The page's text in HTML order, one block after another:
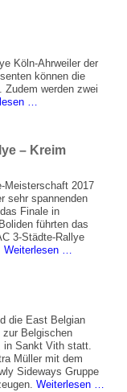
MSC
Daun
am
Start
Köln-Ahrweiler der
können die
Zudem werden zwei
…
– Kreim
Meisterschaft 2017
sehr spannenden
Finale in
führten das
3-Städte-Rallye
Weiterlesen …
Rallye
–
Kreim
verteidigt
Meistertitel
die East Belgian
zur Belgischen
in Sankt Vith statt.
Müller mit dem
Sideways Gruppe
Weiterlesen …